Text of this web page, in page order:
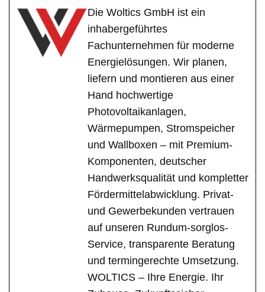
Die Woltics GmbH ist ein
inhabergeführtes
Fachunternehmen für moderne
Energielösungen. Wir planen,
liefern und montieren aus einer
Hand hochwertige
Photovoltaikanlagen,
Wärmepumpen, Stromspeicher
und Wallboxen – mit Premium-
Komponenten, deutscher
Handwerksqualität und kompletter
Fördermittelabwicklung. Privat-
und Gewerbekunden vertrauen
auf unseren Rundum-sorglos-
Service, transparente Beratung
und termingerechte Umsetzung.
WOLTICS – Ihre Energie. Ihr